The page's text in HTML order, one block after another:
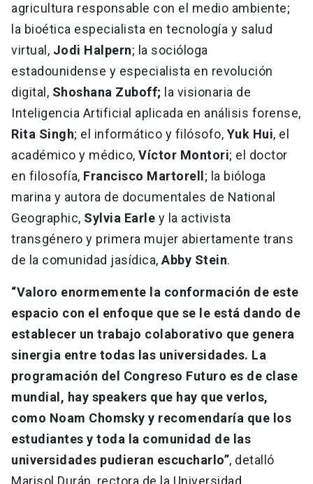
agricultura responsable con el medio ambiente;
la bioética especialista en tecnología y salud
virtual, Jodi Halpern; la socióloga
estadounidense y especialista en revolución
digital, Shoshana Zuboff; la visionaria de
Inteligencia Artificial aplicada en análisis forense,
Rita Singh; el informático y filósofo, Yuk Hui, el
académico y médico, Víctor Montori; el doctor
en filosofía, Francisco Martorell ; la bióloga
marina y autora de documentales de National
Geographic, Sylvia Earle y la activista
transgénero y primera mujer abiertamente trans
de la comunidad jasídica, Abby Stein.
“Valoro enormemente la conformación de este
espacio con el enfoque que se le está dando de
establecer un trabajo colaborativo que genera
sinergia entre todas las universidades. La
programación del Congreso Futuro es de clase
mundial, hay speakers que hay que verlos,
como Noam Chomsky y recomendaría que los
estudiantes y toda la comunidad de las
universidades pudieran escucharlo”, detalló